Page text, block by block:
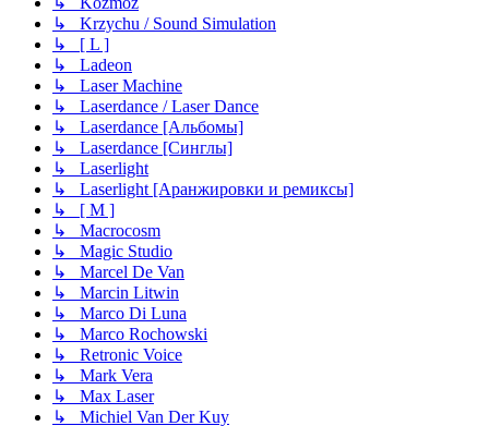
↳ Krzychu / Sound Simulation
↳ [ L ]
↳ Ladeon
↳ Laser Machine
↳ Laserdance / Laser Dance
↳ Laserdance [Альбомы]
↳ Laserdance [Синглы]
↳ Laserlight
↳ Laserlight [Аранжировки и ремиксы]
↳ [ M ]
↳ Macrocosm
↳ Magic Studio
↳ Marcel De Van
↳ Marcin Litwin
↳ Marco Di Luna
↳ Marco Rochowski
↳ Retronic Voice
↳ Mark Vera
↳ Max Laser
↳ Michiel Van Der Kuy